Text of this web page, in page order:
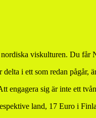
viskulturen. Du
i ett som redan pågår,
engagera sig är inte ett
land, 17 Euro i